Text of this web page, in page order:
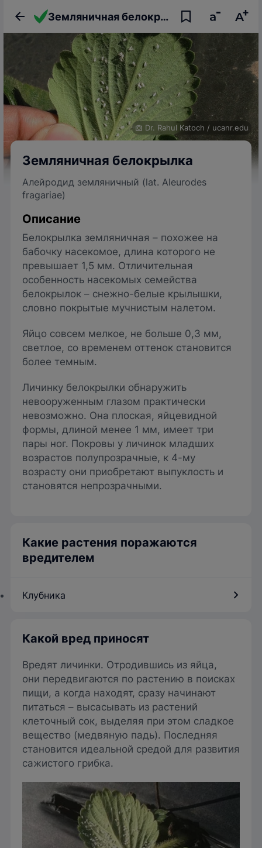
Земляничная белокрылка, или алейродид земляничный
Dr. Rahul Katoch / ucanr.edu
Земляничная белокрылка
Алейродид земляничный (lat. Aleurodes
fragariae)
Описание
Белокрылка земляничная – похожее на
бабочку насекомое, длина которого не
превышает 1,5 мм. Отличительная
особенность насекомых семейства
белокрылок – снежно-белые крылышки,
словно покрытые мучнистым налетом.
Яйцо совсем мелкое, не больше 0,3 мм,
светлое, со временем оттенок становится
более темным.
Личинку белокрылки обнаружить
невооруженным глазом практически
невозможно. Она плоская, яйцевидной
формы, длиной менее 1 мм, имеет три
пары ног. Покровы у личинок младших
возрастов полупрозрачные, к 4-му
возрасту они приобретают выпуклость и
становятся непрозрачными.
Какие растения поражаются
вредителем
Клубника
Какой вред приносят
Вредят личинки. Отродившись из яйца,
они передвигаются по растению в поисках
пищи, а когда находят, сразу начинают
питаться – высасывать из растений
клеточный сок, выделяя при этом сладкое
вещество (медвяную падь). Последняя
становится идеальной средой для развития
сажистого грибка.